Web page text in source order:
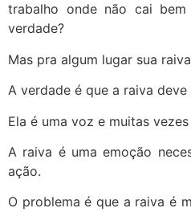
trabalho onde não cai
verdade?
Mas pra algum lugar sua
A verdade é que a raiva deve
Ela é uma voz e muitas
A raiva é uma emoção
ação.
O problema é que a raiva é